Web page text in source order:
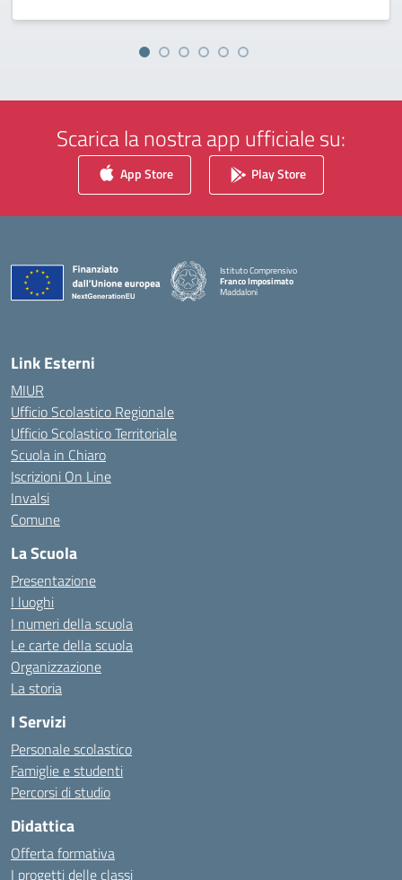
Scarica la nostra app ufficiale su:
App Store Play Store
Istituto Comprensivo
Franco Imposimato
Maddaloni
Link Esterni
MIUR
Ufficio Scolastico Regionale
Ufficio Scolastico Territoriale
Scuola in Chiaro
Iscrizioni On Line
Invalsi
Comune
La Scuola
Presentazione
I luoghi
I numeri della scuola
Le carte della scuola
Organizzazione
La storia
I Servizi
Personale scolastico
Famiglie e studenti
Percorsi di studio
Didattica
Offerta formativa
I progetti delle classi